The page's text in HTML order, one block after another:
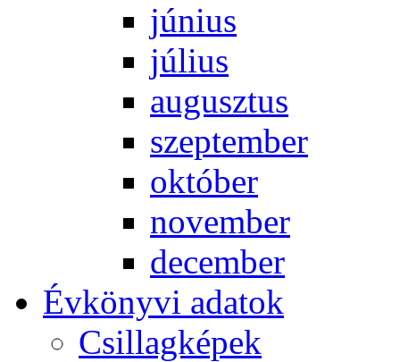
jú­ni­us
jú­li­us
au­gusz­tus
szep­tem­ber
ok­tó­ber
no­vem­ber
de­cem­ber
Év­köny­vi ada­tok
Csil­lag­ké­pek